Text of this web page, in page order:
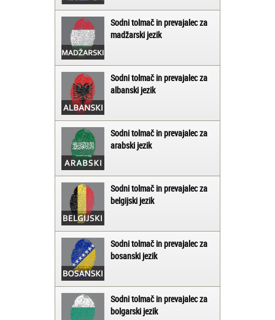
Sodni tolmač in prevajalec za
madžarski jezik
Sodni tolmač in prevajalec za
albanski jezik
Sodni tolmač in prevajalec za
arabski jezik
Sodni tolmač in prevajalec za
belgijski jezik
Sodni tolmač in prevajalec za
bosanski jezik
Sodni tolmač in prevajalec za
bolgarski jezik